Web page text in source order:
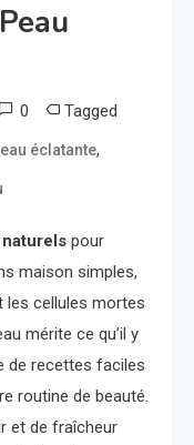
0 Tagged
éclatante,
pour
maison simples,
les cellules mortes
mérite ce qu’il y
de recettes faciles
routine de beauté.
et de fraîcheur